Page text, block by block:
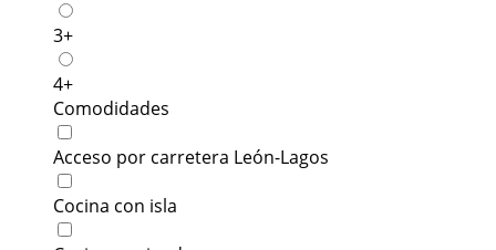
3+
4+
Comodidades
Acceso por carretera León-Lagos
Cocina con isla